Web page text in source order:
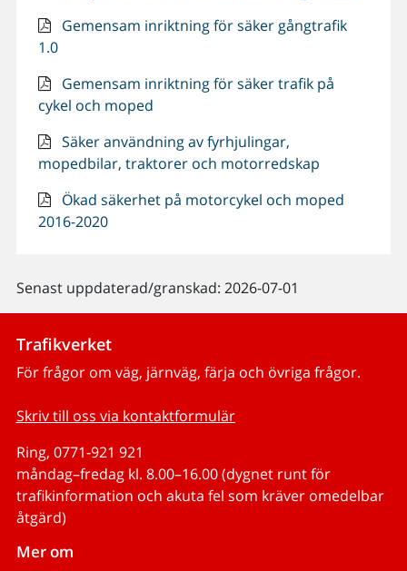
Gemensam inriktning för säker gångtrafik
1.0
Gemensam inriktning för säker trafik på
cykel och moped
Säker användning av fyrhjulingar,
mopedbilar, traktorer och motorredskap
Ökad säkerhet på motorcykel och moped
2016-2020
Senast uppdaterad/granskad: 2026-07-01
Trafikverket
För frågor om väg, järnväg, färja och övriga frågor.
Skriv till oss via kontaktformulär
Ring, 0771-921 921
måndag–fredag kl. 8.00–16.00 (dygnet runt för
trafikinformation och akuta fel som kräver omedelbar
åtgärd)
Mer om